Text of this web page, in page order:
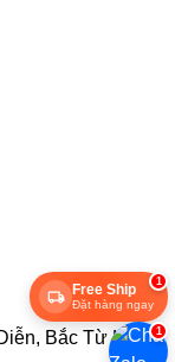
Bắc Từ Liêm,
1
Free Ship
Đặt hàng ngay
1